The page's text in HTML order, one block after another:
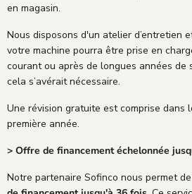
en magasin.
Nous disposons d'un atelier d’entretien
votre machine pourra être prise en
courant ou après de longues années de
cela s’avérait nécessaire.
Une révision gratuite est comprise dans
première année.
> Offre de financement échelonnée
Notre partenaire Sofinco nous permet